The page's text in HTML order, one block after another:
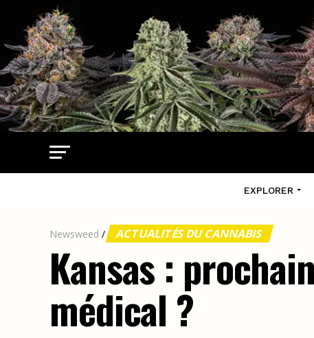
EXPLORER
Newsweed / ACTUALITÉS DU CANNABIS
Kansas :
médical ?